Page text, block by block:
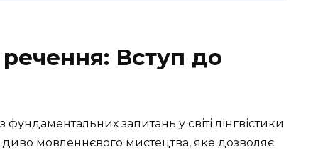
Вступ до
запитань у світі лінгвістики
мовленнєвого мистецтва, яке дозволяє